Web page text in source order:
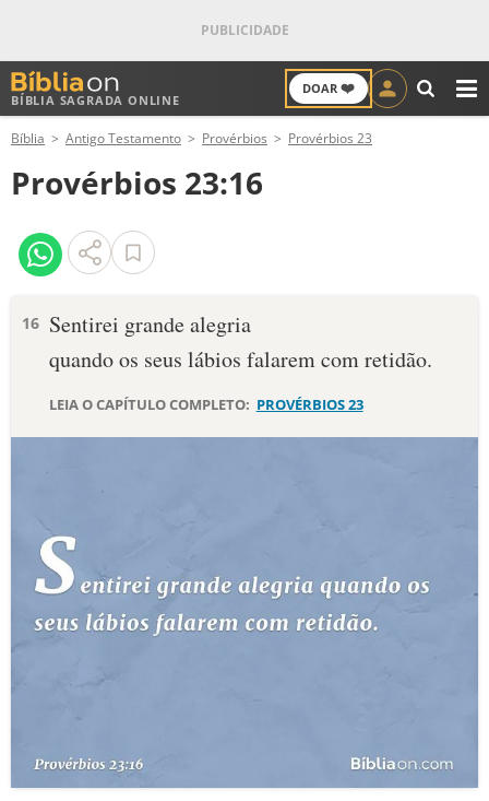
BÍBLIA SAGRADA ONLINE
DOAR ❤️
ANTIGO TESTAMENTO
NOVO TESTAMENTO
VERSÍCULOS
PALAVRA DO DIA
10 MANDAMENTOS
ESTUDOS BÍBLICOS
ESBOÇOS DE PREGAÇÃO
PERGUNTE À BÍBLIA
Bíblia Antigo Testamento Provérbios Provérbios 23
Provérbios 23:16
16 Sentirei grande alegria
quando os seus lábios falarem com retidão.
LEIA O CAPÍTULO COMPLETO: PROVÉRBIOS 23